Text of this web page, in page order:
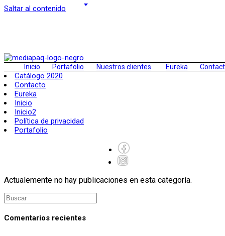
Saltar al contenido
Inicio Portafolio Nuestros clientes Eureka
Catálogo 2020
Contacto
Eureka
Inicio
Inicio2
Política de privacidad
Portafolio
Actualemente no hay publicaciones en esta categoría.
Comentarios recientes